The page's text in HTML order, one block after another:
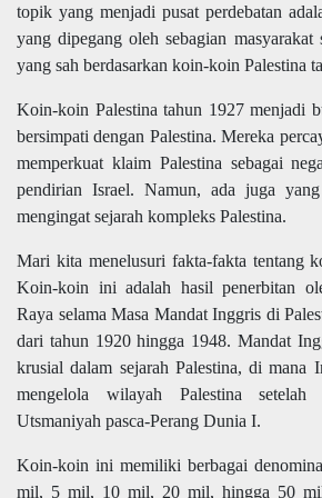
topik yang menjadi pusat perdebatan
yang dipegang oleh sebagian masyarakat
yang sah berdasarkan koin-koin Palestina
Koin-koin Palestina tahun 1927 menjadi
bersimpati dengan Palestina. Mereka
memperkuat klaim Palestina sebagai
pendirian Israel. Namun, ada juga
mengingat sejarah kompleks Palestina.
Mari kita menelusuri fakta-fakta tentang
Koin-koin ini adalah hasil penerbitan
Raya selama Masa Mandat Inggris di
dari tahun 1920 hingga 1948. Mandat
krusial dalam sejarah Palestina, di mana
mengelola wilayah Palestina setelah
Utsmaniyah pasca-Perang Dunia I.
Koin-koin ini memiliki berbagai
mil, 5 mil, 10 mil, 20 mil, hingga 50